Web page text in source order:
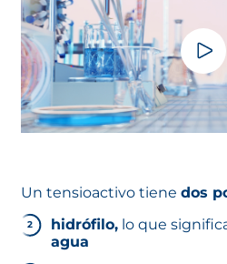
Un tensioactivo tiene dos
hidrófilo, lo que
agua